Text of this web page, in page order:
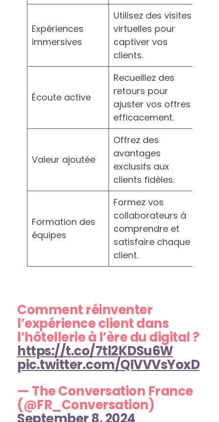
Expériences
immersives
Utilisez des visites
virtuelles pour
captiver vos
clients.
Écoute active
Recueillez des
retours pour
ajuster vos offres
efficacement.
Valeur ajoutée
Offrez des
avantages
exclusifs aux
clients fidèles.
Formation des
équipes
Formez vos
collaborateurs à
comprendre et
satisfaire chaque
client.
Comment réinventer
l’expérience client dans
l’hôtellerie à l’ère du digital ?
https://t.co/7tl2KDSu6W
pic.twitter.com/QIVVVsYoxD
— The Conversation France
(@FR_Conversation)